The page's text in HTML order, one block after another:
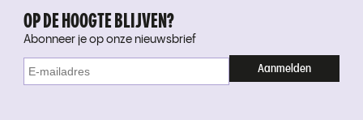
OP DE HOOGTE BLIJVEN?
Abonneer je op onze nieuwsbrief